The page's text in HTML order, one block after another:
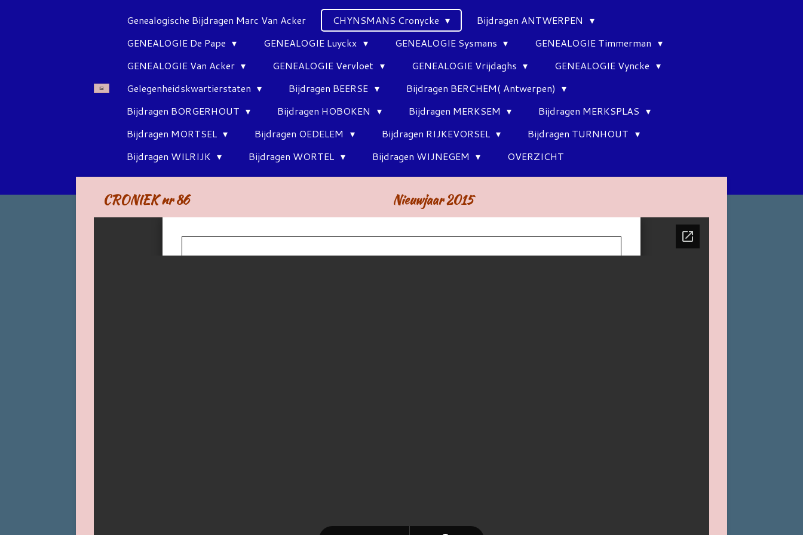
Genealogische Bijdragen Marc Van Acker CHYNSMANS Cronycke
Bijdragen ANTWERPEN
GENEALOGIE De Pape
GENEALOGIE Luyckx GENEALOGIE Sysmans
GENEALOGIE Timmerman
GENEALOGIE Van Acker
GENEALOGIE Vervloet GENEALOGIE Vrijdaghs
GENEALOGIE Vyncke
Gelegenheidskwartierstaten
Bijdragen BEERSE
Bijdragen BERCHEM( Antwerpen)
Bijdragen BORGERHOUT
Bijdragen HOBOKEN Bijdragen MERKSEM
Bijdragen MERKSPLAS
Bijdragen MORTSEL
Bijdragen OEDELEM Bijdragen RIJKEVORSEL
Bijdragen TURNHOUT
Bijdragen WILRIJK
Bijdragen WORTEL Bijdragen WIJNEGEM OVERZICHT
CRONIEK nr 86 Nieuwjaar 2015